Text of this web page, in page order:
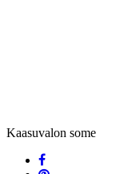
Kaasuvalon some